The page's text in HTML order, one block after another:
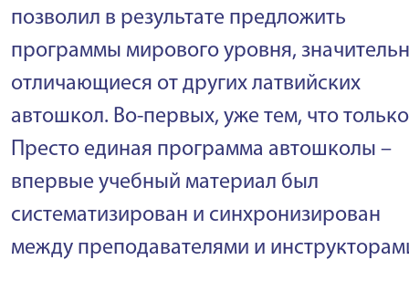
позволил в результате предложить
программы мирового уровня,
отличающиеся от других латвийских
автошкол. Во-первых, уже тем, что
Престо единая программа автошколы –
впервые учебный материал был
систематизирован и синхронизирован
между преподавателями и